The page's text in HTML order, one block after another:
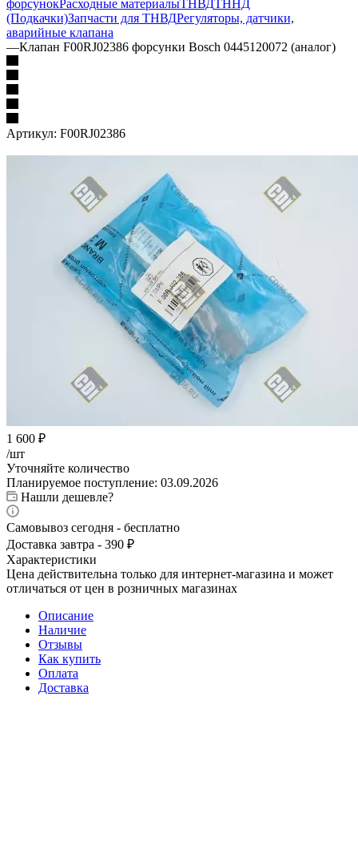
форсунокРасходные материалыТНВД ТННД
(Подкачки)Запчасти для ТНВДРегуляторы, датчики,
аварийные клапана
—Клапан F00RJ02386 форсунки Bosch 0445120072 (аналог)
Артикул: F00RJ02386
1 600 ₽
/шт
Уточняйте количество
Планируемое поступление: 03.09.2026
Нашли дешевле?
Самовывоз сегодня - бесплатно
Доставка завтра - 390 ₽
Характеристики
Цена действительна только для интернет-магазина и может
отличаться от цен в розничных магазинах
Описание
Наличие
Отзывы
Как купить
Оплата
Доставка